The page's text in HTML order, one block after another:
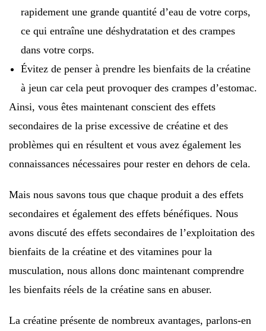
rapidement une grande quantité d’eau de votre corps,
ce qui entraîne une déshydratation et des crampes
dans votre corps.
Évitez de penser à prendre les bienfaits de la créatine
à jeun car cela peut provoquer des crampes d’estomac.
Ainsi, vous êtes maintenant conscient des effets
secondaires de la prise excessive de créatine et des
problèmes qui en résultent et vous avez également les
connaissances nécessaires pour rester en dehors de cela.
Mais nous savons tous que chaque produit a des effets
secondaires et également des effets bénéfiques. Nous
avons discuté des effets secondaires de l’exploitation des
bienfaits de la créatine et des vitamines pour la
musculation, nous allons donc maintenant comprendre
les bienfaits réels de la créatine sans en abuser.
La créatine présente de nombreux avantages, parlons-en